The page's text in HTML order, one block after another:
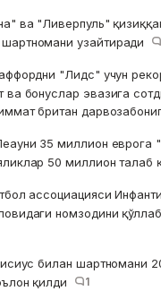
ва "Ливерпуль"
узайтиради
"Лидс" учун
ва бонуслар эвазига
британ
35 миллион еврога
50 миллион талаб
ассоциацияси
номзодини
билан шартномани
қилди
1